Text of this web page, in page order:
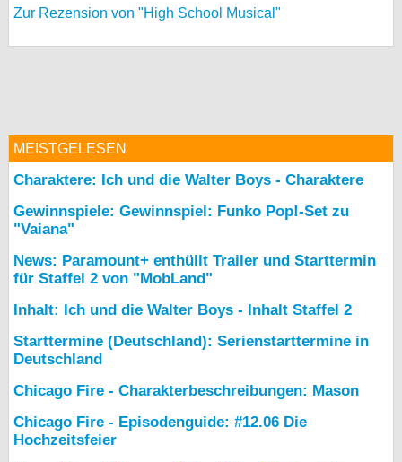
Zur Rezension von "High School Musical"
MEISTGELESEN
Charaktere: Ich und die Walter Boys - Charaktere
Gewinnspiele: Gewinnspiel: Funko Pop!-Set zu
"Vaiana"
News: Paramount+ enthüllt Trailer und Starttermin
für Staffel 2 von "MobLand"
Inhalt: Ich und die Walter Boys - Inhalt Staffel 2
Starttermine (Deutschland): Serienstarttermine in
Deutschland
Chicago Fire - Charakterbeschreibungen: Mason
Chicago Fire - Episodenguide: #12.06 Die
Hochzeitsfeier